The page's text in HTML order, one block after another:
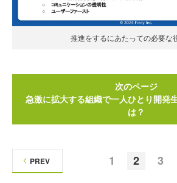
推進をするにあたっての必要な
次のページ
急激に拡大する組織で一人ひとり開発
は？
1 2 3
PREV